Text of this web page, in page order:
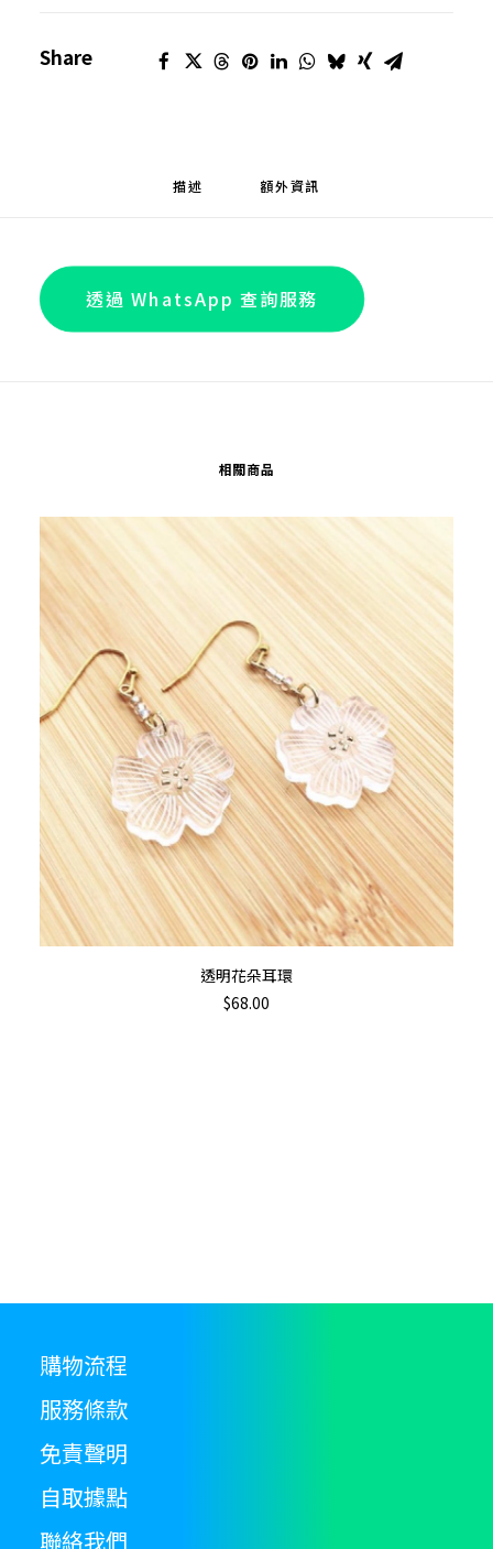
Share
描述 額外資訊
透過 WhatsApp 查詢服務
相關商品
加入購物車
透明花朵耳環
$68.00
購物流程
服務條款
免責聲明
自取據點
聯絡我們